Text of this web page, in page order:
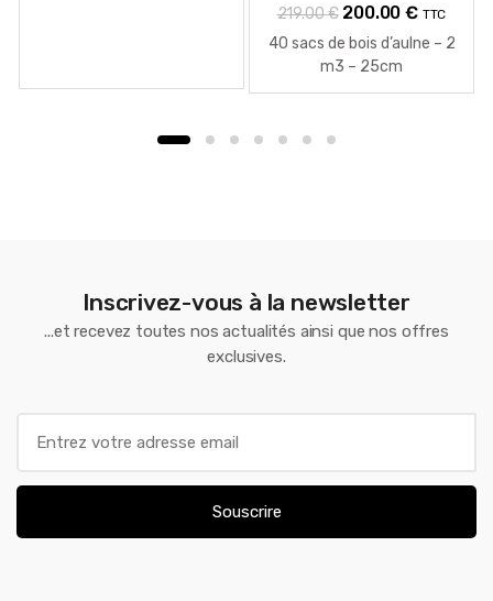
219.00€ Le
prix
initial
était :
200.00€Le
prix
est :
TTC
40 sacs de bois d’aulne – 2
m3 – 25cm
Inscrivez-vous à la newsletter
...et recevez toutes nos actualités ainsi que nos offres
exclusives.
a
l
Souscrire